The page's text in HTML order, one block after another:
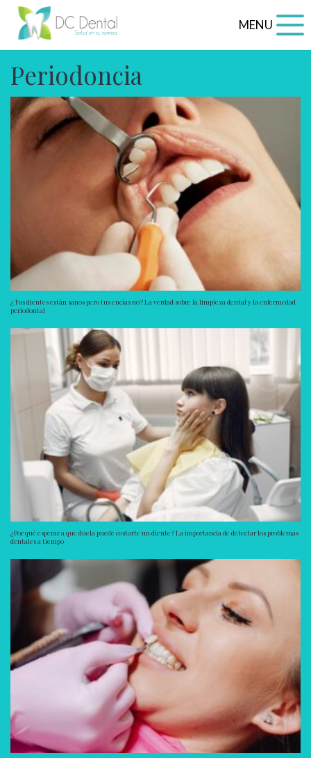
MENU
Periodoncia
¿Tus dientes están sanos pero tus encías no? La verdad sobre la limpieza dental y la enfermedad
periodontal
¿Por qué esperar a que duela puede costarte un diente? La importancia de detectar los problemas
dentales a tiempo